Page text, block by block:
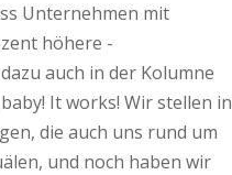
Unternehmen mit
höhere
auch in der Kolumne
It works! Wir stellen in
die auch uns rund um
und noch haben wir